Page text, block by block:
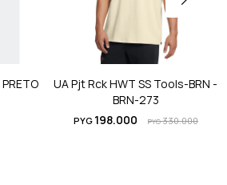
UA Pjt Rck HWT SS Tools-BRN -
BRN-273
PYG 198.000 PYG330.000